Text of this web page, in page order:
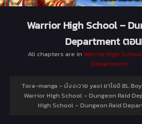
Warrior High School –
Department ตอน
All chapters are in Warrior High
Department
Tora-manga – มังงะวาย yaoi ยาโยอิ BL
Warrior High School – Dungeon Raid
High School – Dungeon Raid